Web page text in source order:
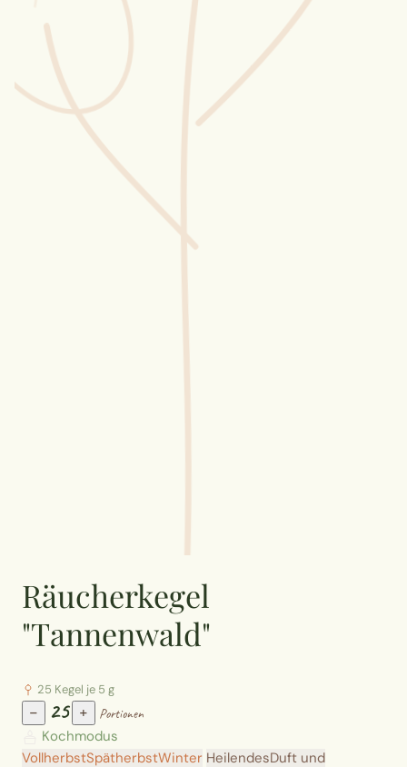
Sammlungen
Selber machen
Glossar
Räucherkegel
"Tannenwald"
25 Kegel je 5 g
− 25 + Portionen
Kochmodus
VollherbstSpätherbstWinter HeilendesDuft und